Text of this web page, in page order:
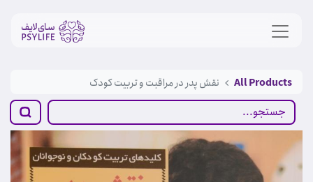
All Products نقش پدر در مراقبت و تربیت کودک